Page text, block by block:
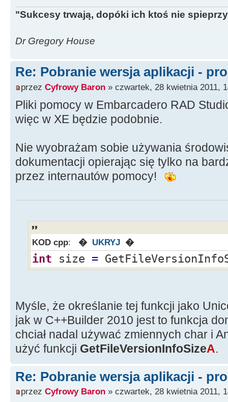
"Sukcesy trwają, dopóki ich ktoś nie
Dr Gregory House
Re: Pobranie wersja aplikacji -
przez Cyfrowy Baron » czwartek, 28 kwietnia 2011,
Pliki pomocy w Embarcadero RAD
więc w XE będzie podobnie.
Nie wyobrażam sobie używania
dokumentacji opierając się tylko na
przez internautów pomocy!
KOD cpp: � UKRYJ �
int size =
Myśle, że określanie tej funkcji jako
jak w C++Builder 2010 jest to funkcja
chciał nadal używać zmiennych char i
użyć funkcji GetFileVersionInfoSizeA.
Re: Pobranie wersja aplikacji -
przez Cyfrowy Baron » czwartek, 28 kwietnia 2011,